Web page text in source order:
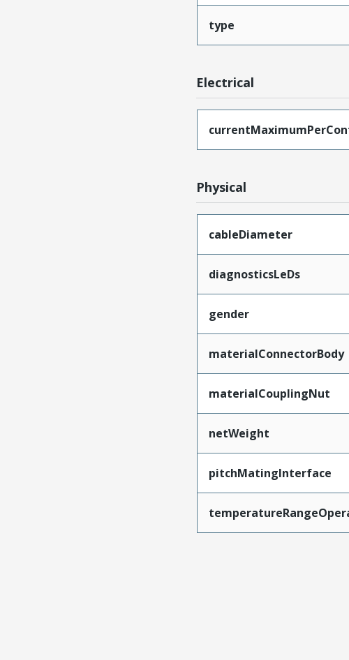
type
Electrical
Physical
cableDiameter
diagnosticsLeDs
gender
materialConnectorBody
materialCouplingNut
netWeight
pitchMatingInterface